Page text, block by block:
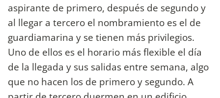
aspirante de primero, después de segundo y
al llegar a tercero el nombramiento es el de
guardiamarina y se tienen más privilegios.
Uno de ellos es el horario más flexible el día
de la llegada y sus salidas entre semana, algo
que no hacen los de primero y segundo. A